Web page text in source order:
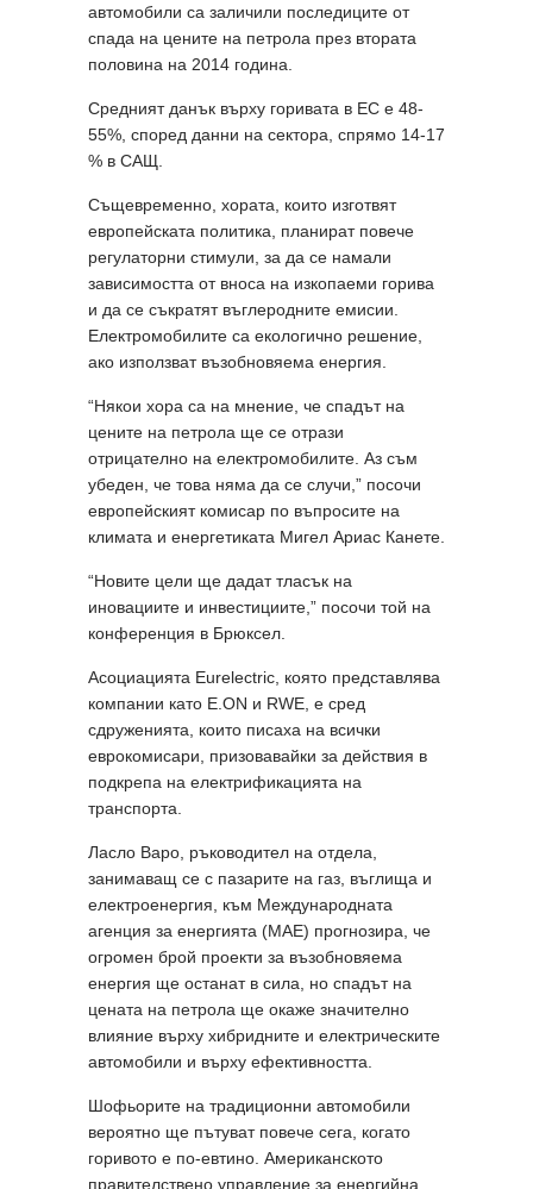
автомобили са заличили последиците от
спада на цените на петрола през втората
половина на 2014 година.
Средният данък върху горивата в ЕС е 48-
55%, според данни на сектора, спрямо 14-17
% в САЩ.
Същевременно, хората, които изготвят
европейската политика, планират повече
регулаторни стимули, за да се намали
зависимостта от вноса на изкопаеми горива
и да се съкратят въглеродните емисии.
Електромобилите са екологично решение,
ако използват възобновяема енергия.
“Някои хора са на мнение, че спадът на
цените на петрола ще се отрази
отрицателно на електромобилите. Аз съм
убеден, че това няма да се случи,” посочи
европейският комисар по въпросите на
климата и енергетиката Мигел Ариас Канете.
“Новите цели ще дадат тласък на
иновациите и инвестициите,” посочи той на
конференция в Брюксел.
Асоциацията Eurelectric, която представлява
компании като E.ON и RWE, е сред
сдруженията, които писаха на всички
еврокомисари, призовавайки за действия в
подкрепа на електрификацията на
транспорта.
Ласло Варо, ръководител на отдела,
занимаващ се с пазарите на газ, въглища и
електроенергия, към Международната
агенция за енергията (МАЕ) прогнозира, че
огромен брой проекти за възобновяема
енергия ще останат в сила, но спадът на
цената на петрола ще окаже значително
влияние върху хибридните и електрическите
автомобили и върху ефективността.
Шофьорите на традиционни автомобили
вероятно ще пътуват повече сега, когато
горивото е по-евтино. Американското
правителствено управление за енергийна